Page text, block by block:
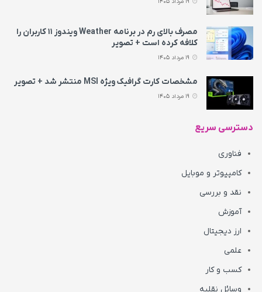
مصرف بالای رم در برنامه Weather ویندوز ۱۱ کاربران را
کلافه کرده است + تصویر
مشخصات کارت گرافیک ویژه MSI منتشر شد + تصویر
دسترسی سریع
فناوری
کامپیوتر و موبایل
نقد و بررسی
آموزش
ارز دیجیتال
علمی
کسب و کار
وسائل نقلیه